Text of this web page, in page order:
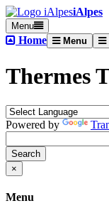
iAlpes
Menu
Home Menu
Thermes
Powered by
×
Menu